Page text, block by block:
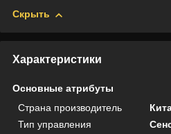
Скрыть
Характеристики
Основные атрибуты
Страна производитель
Тип управления